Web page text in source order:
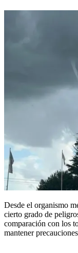
Desde el organismo
cierto grado de
comparación con los
mantener